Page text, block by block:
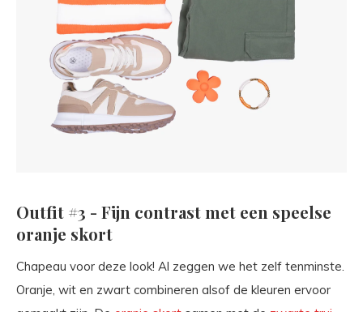
Outfit #3 - Fijn contrast met een speelse
oranje skort
Chapeau voor deze look! Al zeggen we het zelf tenminste.
Oranje, wit en zwart combineren alsof de kleuren ervoor